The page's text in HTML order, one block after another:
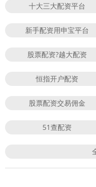
十大三大配资平台
新手配资用申宝平台
股票配资?越大配资
恒指开户配资
股票配资交易佣金
51查配资